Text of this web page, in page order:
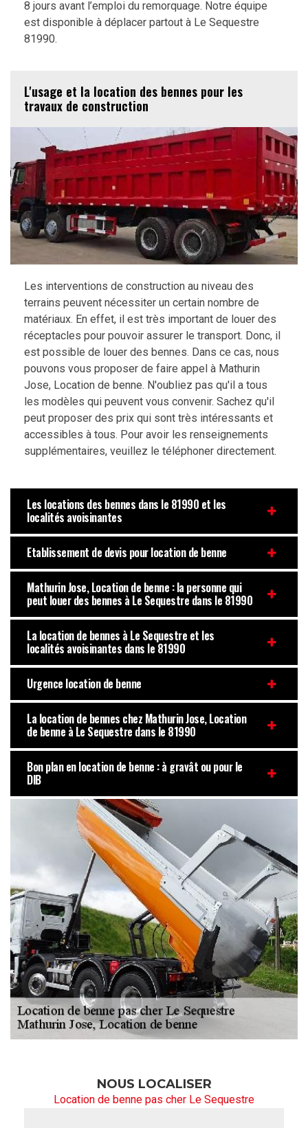
8 jours avant l’emploi du remorquage. Notre équipe
est disponible à déplacer partout à Le Sequestre
81990.
L'usage et la location des bennes pour les
travaux de construction
Les interventions de construction au niveau des
terrains peuvent nécessiter un certain nombre de
matériaux. En effet, il est très important de louer des
réceptacles pour pouvoir assurer le transport. Donc, il
est possible de louer des bennes. Dans ce cas, nous
pouvons vous proposer de faire appel à Mathurin
Jose, Location de benne. N'oubliez pas qu'il a tous
les modèles qui peuvent vous convenir. Sachez qu'il
peut proposer des prix qui sont très intéressants et
accessibles à tous. Pour avoir les renseignements
supplémentaires, veuillez le téléphoner directement.
Les locations des bennes dans le 81990 et les
localités avoisinantes
Etablissement de devis pour location de benne
Mathurin Jose, Location de benne : la personne qui
peut louer des bennes à Le Sequestre dans le 81990
La location de bennes à Le Sequestre et les
localités avoisinantes dans le 81990
Urgence location de benne
La location de bennes chez Mathurin Jose, Location
de benne à Le Sequestre dans le 81990
Bon plan en location de benne : à gravât ou pour le
DIB
NOUS LOCALISER
Location de benne pas cher Le Sequestre